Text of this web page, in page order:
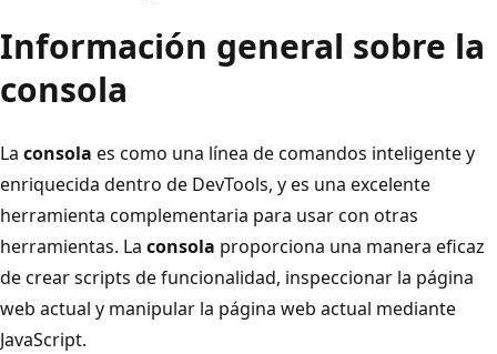
Información general sobre la
consola
La consola es como una línea de comandos inteligente y
enriquecida dentro de DevTools, y es una excelente
herramienta complementaria para usar con otras
herramientas. La consola proporciona una manera eficaz
de crear scripts de funcionalidad, inspeccionar la página
web actual y manipular la página web actual mediante
JavaScript.